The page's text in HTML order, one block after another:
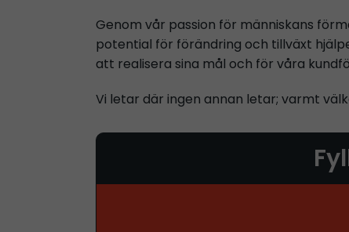
Genom vår passion för människans
potential för förändring och tillväxt
att realisera sina mål och för våra
Vi letar där ingen annan letar; varmt